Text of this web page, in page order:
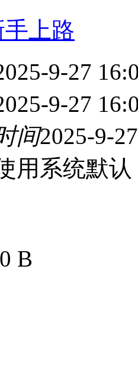
手上路
9-27
9-27
间2025-9-
用系统默认
B